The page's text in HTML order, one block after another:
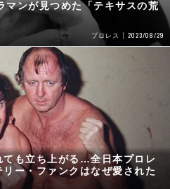
マンが見つめた「テキサスの荒
プロレス 2023/08/29
ても立ち上がる…全日本プロレ
ー・ファンクはなぜ愛された